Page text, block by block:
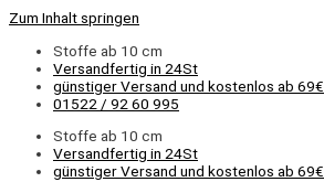
Zum Inhalt springen
Stoffe ab 10 cm
Versandfertig in 24St
günstiger Versand und kostenlos ab 69€
01522 / 92 60 995
Stoffe ab 10 cm
Versandfertig in 24St
günstiger Versand und kostenlos ab 69€